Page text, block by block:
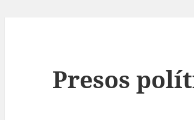
Presos